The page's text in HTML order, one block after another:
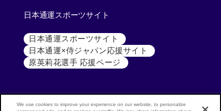
日本通運スポーツサイト
日本通運スポーツサイト [別ウィンドウで開く]
日本通運×侍ジャパン応援サイト [別ウィンドウで開
原英莉花選手 応援ページ [別ウィンドウで開く]
We use cookies to improve your experience on our website, to personalize